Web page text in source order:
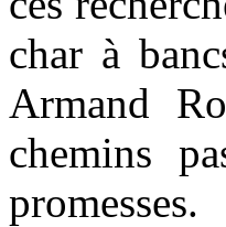
char à
Armand
chemins
promesses.